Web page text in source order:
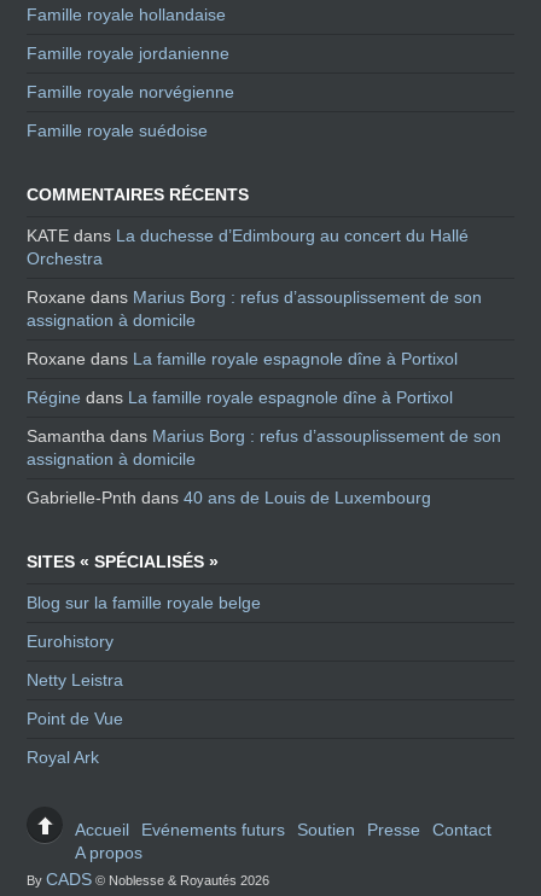
Famille royale hollandaise
Famille royale jordanienne
Famille royale norvégienne
Famille royale suédoise
COMMENTAIRES RÉCENTS
KATE dans La duchesse d’Edimbourg au concert du Hallé
Orchestra
Roxane dans Marius Borg : refus d’assouplissement de son
assignation à domicile
Roxane dans La famille royale espagnole dîne à Portixol
Régine dans La famille royale espagnole dîne à Portixol
Samantha dans Marius Borg : refus d’assouplissement de son
assignation à domicile
Gabrielle-Pnth dans40 ans de Louis de Luxembourg
SITES « SPÉCIALISÉS »
Blog sur la famille royale belge
Eurohistory
Netty Leistra
Point de Vue
Royal Ark
Accueil Evénements futurs Soutien Presse
Contact
A propos
ByCADS © Noblesse & Royautés 2026